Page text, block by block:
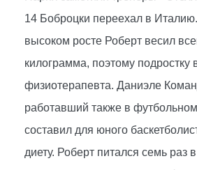
14 Боброцки переехал в
высоком росте Роберт весил
килограмма, поэтому подростку
физиотерапевта. Даниэле
работавший также в
составил для юного
диету. Роберт питался семь раз